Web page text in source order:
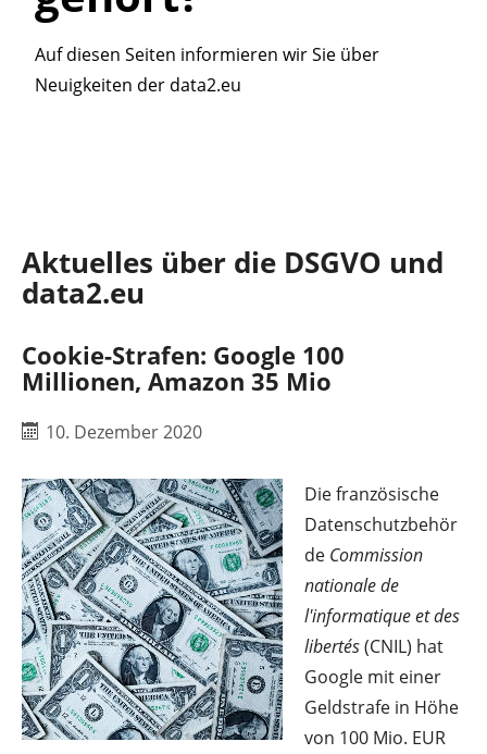
Auf diesen Seiten informieren wir Sie über
Neuigkeiten der data2.eu
Aktuelles über die DSGVO und
data2.eu
Cookie-Strafen: Google 100
Millionen, Amazon 35 Mio
10. Dezember 2020
Die französische
Datenschutzbehör
de Commission
nationale de
l'informatique et des
libertés(CNIL) hat
Google mit einer
Geldstrafe in Höhe
von 100 Mio. EUR